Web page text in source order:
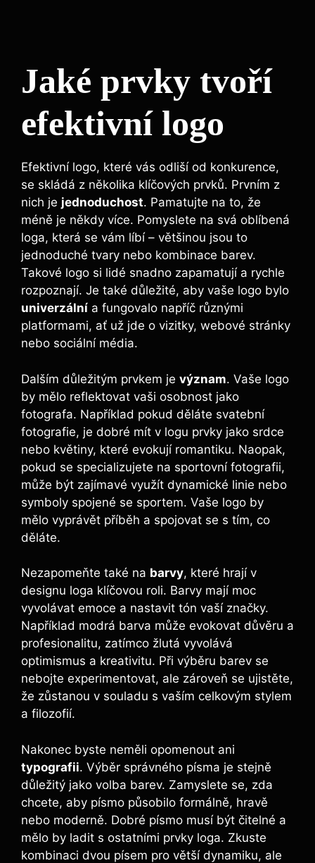
Jaké prvky tvoří
efektivní logo
Efektivní logo, které vás odliší od konkurence,
se skládá z několika klíčových prvků. Prvním z
nich je jednoduchost. Pamatujte na to, že
méně je někdy více. Pomyslete na svá oblíbená
loga, která se vám líbí – většinou jsou to
jednoduché tvary nebo kombinace barev.
Takové logo si lidé snadno zapamatují a rychle
rozpoznají. Je také důležité, aby vaše logo bylo
univerzální a fungovalo napříč různými
platformami, ať už jde o vizitky, webové stránky
nebo sociální média.
Dalším důležitým prvkem je význam. Vaše logo
by mělo reflektovat vaši osobnost jako
fotografa. Například pokud děláte svatební
fotografie, je dobré mít v logu prvky jako srdce
nebo květiny, které evokují romantiku. Naopak,
pokud se specializujete na sportovní fotografii,
může být zajímavé využít dynamické linie nebo
symboly spojené se sportem. Vaše logo by
mělo vyprávět příběh a spojovat se s tím, co
děláte.
Nezapomeňte také na barvy, které hrají v
designu loga klíčovou roli. Barvy mají moc
vyvolávat emoce a nastavit tón vaší značky.
Například modrá barva může evokovat důvěru a
profesionalitu, zatímco žlutá vyvolává
optimismus a kreativitu. Při výběru barev se
nebojte experimentovat, ale zároveň se ujistěte,
že zůstanou v souladu s vaším celkovým stylem
a filozofií.
Nakonec byste neměli opomenout ani
typografii. Výběr správného písma je stejně
důležitý jako volba barev. Zamyslete se, zda
chcete, aby písmo působilo formálně, hravě
nebo moderně. Dobré písmo musí být čitelné a
mělo by ladit s ostatními prvky loga. Zkuste
kombinaci dvou písem pro větší dynamiku, ale